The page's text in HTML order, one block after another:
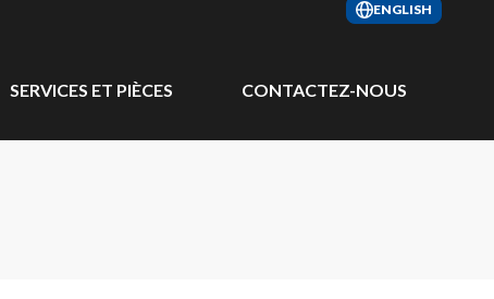
ENGLISH
SERVICES ET PIÈCES CONTACTEZ-NOUS